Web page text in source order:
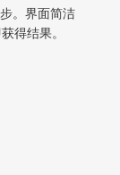
。界面简洁
得结果。